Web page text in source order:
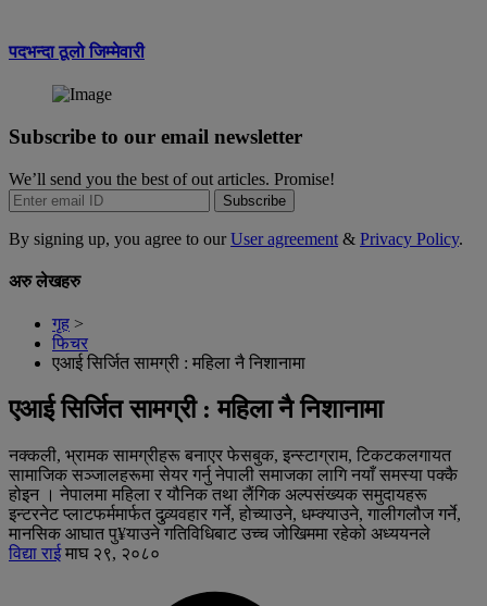
पदभन्दा ठूलो जिम्मेवारी
Subscribe to our email newsletter
We’ll send you the best of out articles. Promise!
Subscribe
By signing up, you agree to ourUser agreement & Privacy Policy.
अरु लेखहरु
गृह >
फिचर
एआई सिर्जित सामग्री : महिला नै निशानामा
एआई सिर्जित सामग्री : महिला नै निशानामा
नक्कली, भ्रामक सामग्रीहरू बनाएर फेसबुक, इन्स्टाग्राम, टिकटकलगायत
सामाजिक सञ्जालहरूमा सेयर गर्नु नेपाली समाजका लागि नयाँ समस्या पक्कै
होइन । नेपालमा महिला र यौनिक तथा लैंगिक अल्पसंख्यक समुदायहरू
इन्टरनेट प्लाटफर्ममार्फत दुव्र्यवहार गर्ने, होच्याउने, धम्क्याउने, गालीगलौज गर्ने,
मानसिक आघात पु¥याउने गतिविधिबाट उच्च जोखिममा रहेको अध्ययनले
विद्या राई माघ २९, २०८०